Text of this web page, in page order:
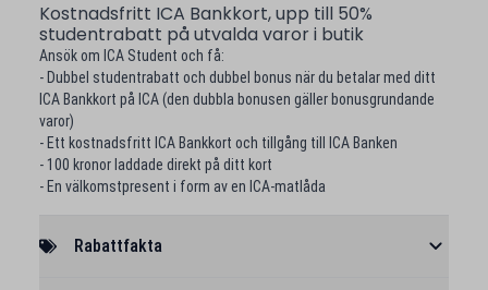
Kostnadsfritt ICA Bankkort, upp till 50%
studentrabatt på utvalda varor i butik
Ansök om ICA Student och få:
- Dubbel studentrabatt och dubbel bonus när du betalar med ditt
ICA Bankkort på ICA (den dubbla bonusen gäller bonusgrundande
varor)
- Ett kostnadsfritt ICA Bankkort och tillgång till ICA Banken
- 100 kronor laddade direkt på ditt kort
- En välkomstpresent i form av en ICA-matlåda
Rabattfakta